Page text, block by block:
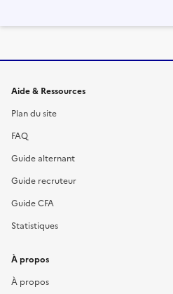
Informations et
Aide & Ressources
Plan du site
FAQ
Guide alternant
Guide recruteur
Guide CFA
Statistiques
À propos
À propos